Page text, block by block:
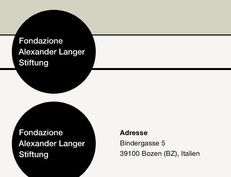
Home
Stiftung
Adresse
Bindergasse 5
39100 Bozen (BZ), Italien